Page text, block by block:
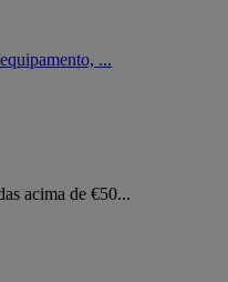
...
acima de €50...